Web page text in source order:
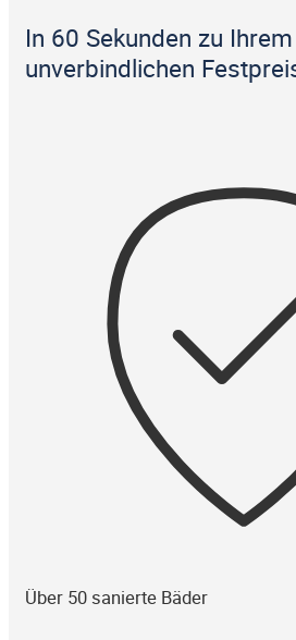
In 60 Sekunden zu Ihrem
unverbindlichen
Über 50 sanierte Bäder